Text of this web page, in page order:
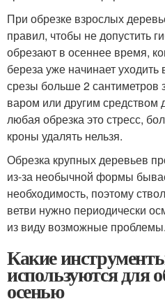
При обрезке взрослых
правил, чтобы не допустить
обрезают в осеннее время,
береза уже начинает
срезы больше 2
варом или другим средством
любая обрезка это стресс,
кроны удалять нельзя.
Обрезка крупных деревьев
из-за необычной формы
необходимость, поэтому
ветви нужно периодически
из виду возможные проблемы.
Какие
используются для
осенью